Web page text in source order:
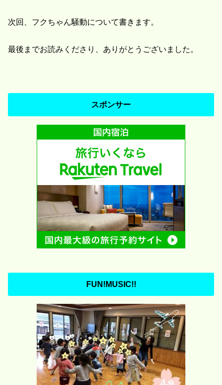
次回、フクちゃん騒動について書きます。
最後までお読みくださり、ありがとうございました。
スポンサー
FUN!MUSIC!!